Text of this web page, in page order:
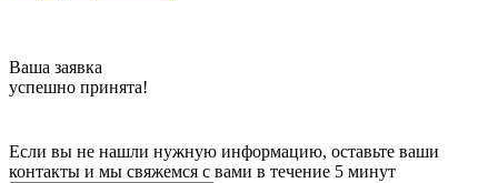
Ваша заявка
успешно принята!
Если вы не нашли нужную информацию, оставьте ваши
контакты и мы свяжемся с вами в течение 5 минут